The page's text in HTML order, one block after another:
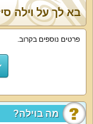
מה בוילה?
בא לך על וילה
פרטים נוספים בקרוב.